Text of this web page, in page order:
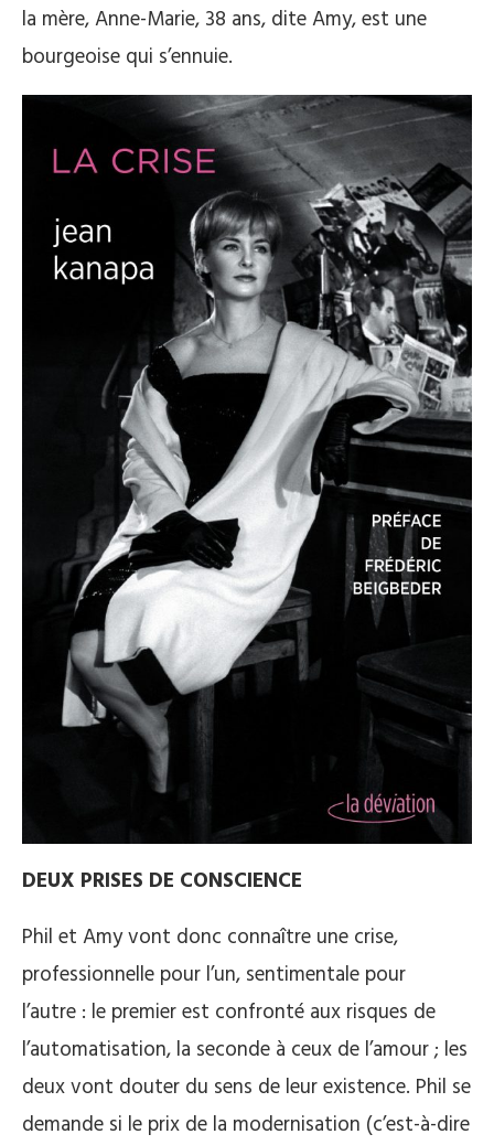
la mère, Anne-Marie, 38 ans, dite Amy, est une
bourgeoise qui s’ennuie.
DEUX PRISES DE CONSCIENCE
Phil et Amy vont donc connaître une crise,
professionnelle pour l’un, sentimentale pour
l’autre : le premier est confronté aux risques de
l’automatisation, la seconde à ceux de l’amour ; les
deux vont douter du sens de leur existence. Phil se
demande si le prix de la modernisation (c’est-à-dire